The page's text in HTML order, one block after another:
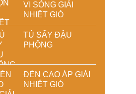
VI SÓNG GIẢI
NHIỆT GIÓ
TỦ SẤY ĐẬU
PHỘNG
ĐÈN CAO ÁP GIẢI
NHIỆT GIÓ